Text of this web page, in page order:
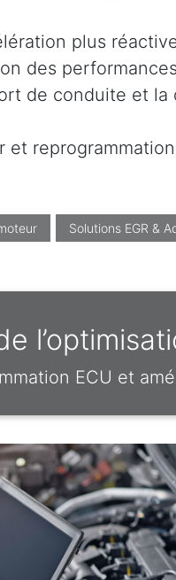
plus
des
de conduite et la
et
Solutions EGR &
ECU et